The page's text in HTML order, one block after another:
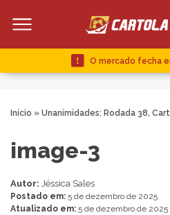
O mercado fecha
Início » Unanimidades: Rodada 38,
image-3
Autor: Jéssica Sales
Postado em: 5 de dezembro de 2025
Atualizado em: 5 de dezembro de 2025